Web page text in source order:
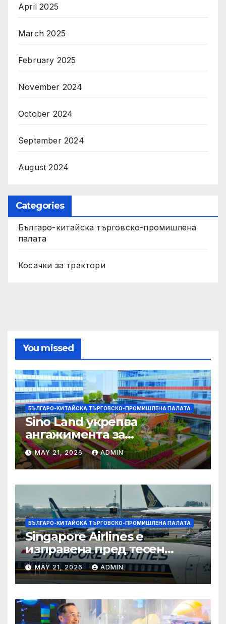
April 2025
March 2025
February 2025
November 2024
October 2024
September 2024
August 2024
Categories
Българо-китайска търговско-промишлена
палата
Косачки за трактори
You missed
БЪЛГАРО-КИТАЙСКА ТЪРГОВСКО-ПРОМИШЛЕНА ПАЛАТА
Sino Land укрепва
ангажимента за
устойчивост с глобално
признание
MAY 21, 2026 ADMIN
БЪЛГАРО-КИТАЙСКА ТЪРГОВСКО-ПРОМИШЛЕНА ПАЛАТА
Singapore Airlines е
изправена пред тесен
прозорец за спечелване на
пазарен дял от
конкурентите си от
Персийския залив
MAY 21, 2026 ADMIN